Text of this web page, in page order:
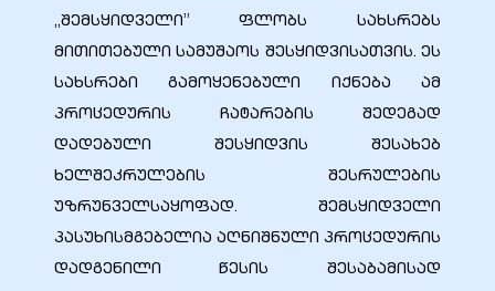
„შემსყიდველი” ფლობს სახსრებს
მითითებული სამუშაოს შესყიდვისათვის. ეს
სახსრები გამოყენებული იქნება ამ
პროცედურის ჩატარების შედეგად
დადებული შესყიდვის შესახებ
ხელშეკრულების შესრულების
უზრუნველსაყოფად. შემსყიდველი
პასუხისმგებელია აღნიშნული პროცედურის
დადგენილი წესის შესაბამისად